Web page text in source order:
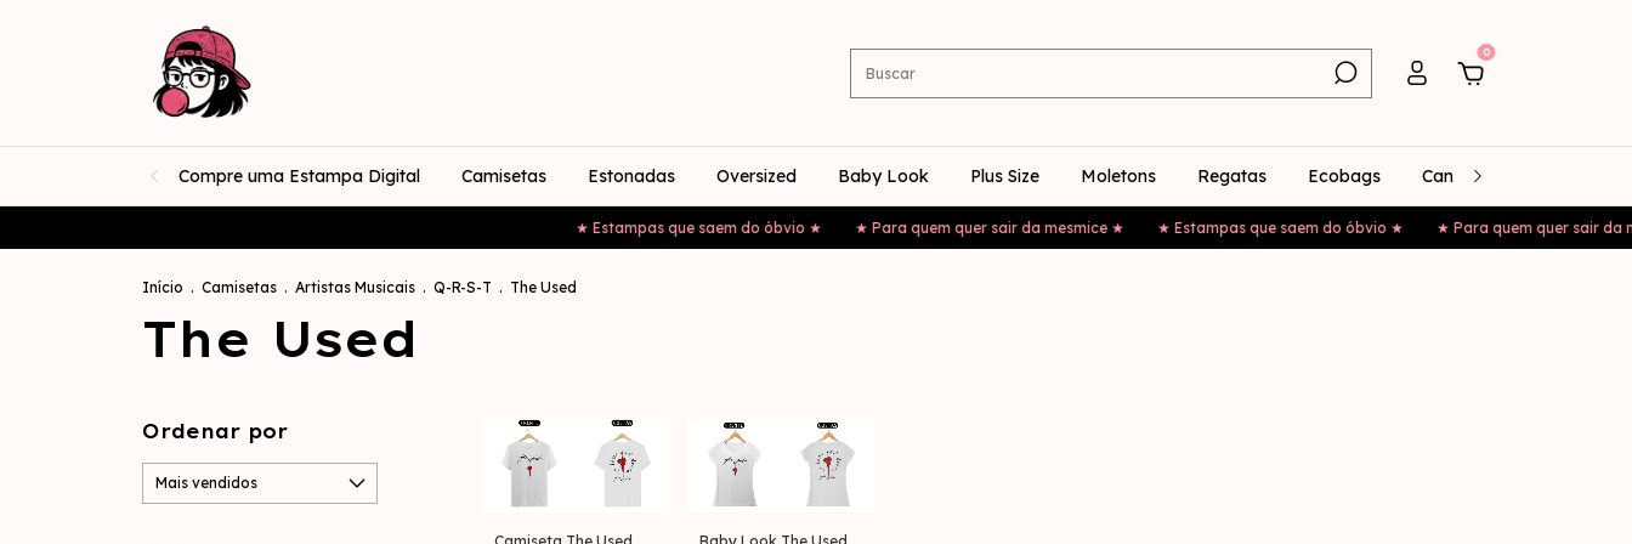
0
Compre uma Estampa Digital Camisetas Estonadas Oversized Baby Look Plus Size Moletons Regatas Ecobags Canecas
★ Estampas que saem do óbvio ★ ★ Para quem quer sair da mesmice ★ ★ Estampas que saem do óbvio ★ ★ Para quem quer sair da
Início . Camisetas . Artistas Musicais . Q-R-S-T . The Used
The Used
Ordenar por